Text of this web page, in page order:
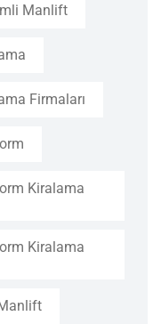
Manlift
Firmaları
Kiralama
Kiralama